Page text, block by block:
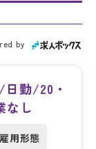
by
勤/20・
なし
雇用形態